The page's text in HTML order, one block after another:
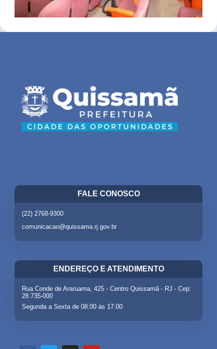
FALE CONOSCO
(22) 2768-9300
comunicacao@quissama.rj.gov.br
ENDEREÇO E ATENDIMENTO
Rua Conde de Araruama, 425 - Centro Quissamã - RJ - Cep:
28.735-000
Segunda a Sexta de 08:00 às 17:00